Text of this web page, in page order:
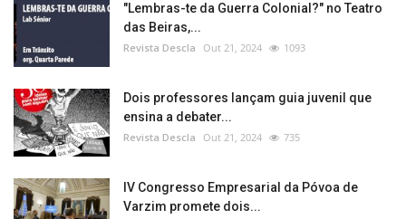
"Lembras-te da Guerra Colonial?" no Teatro
das Beiras,...
Revista Descla Out 21, 2024 1093
Dois professores lançam guia juvenil que
ensina a debater...
Revista Descla Out 21, 2024 735
IV Congresso Empresarial da Póvoa de
Varzim promete dois...